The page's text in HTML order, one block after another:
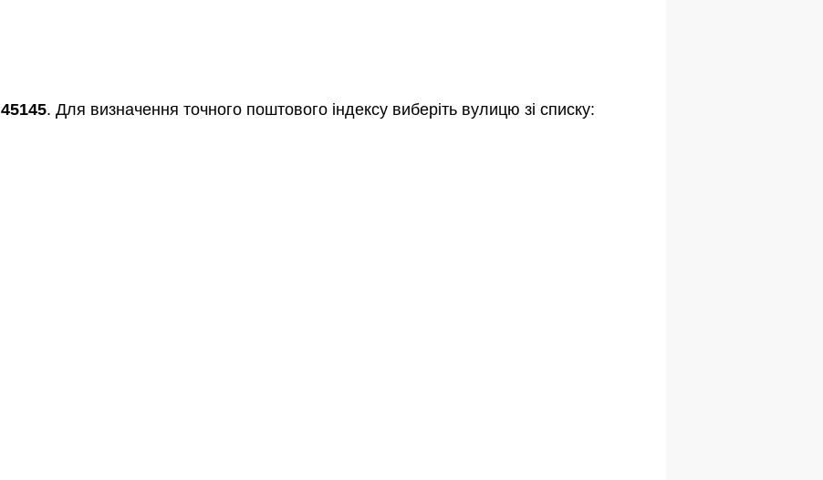
45145. Для визначення точного поштового індексу виберіть вулицю зі списку: